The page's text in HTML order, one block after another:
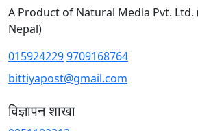
A Product of Natural Media Pvt. Ltd.
Nepal)
0159242299709168764
bittiyapost@gmail.com
विज्ञापन शाखा